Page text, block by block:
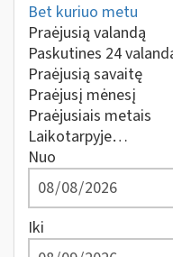
Bet kuriuo metu
Praėjusią valandą
Paskutines 24
Praėjusią savaitę
Praėjusį mėnesį
Praėjusiais metais
Laikotarpyje…
Nuo
Iki